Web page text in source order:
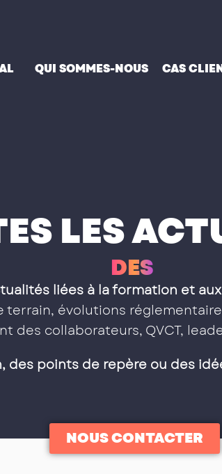
QUI SOMMES-NOUS CAS
LES
SOFT
liées à la formation et
évolutions
des collaborateurs, QVCT,
des points de repère ou des
NOUS CONTACTER